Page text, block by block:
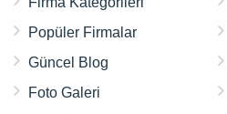
Popüler Firmalar
Güncel Blog
Foto Galeri